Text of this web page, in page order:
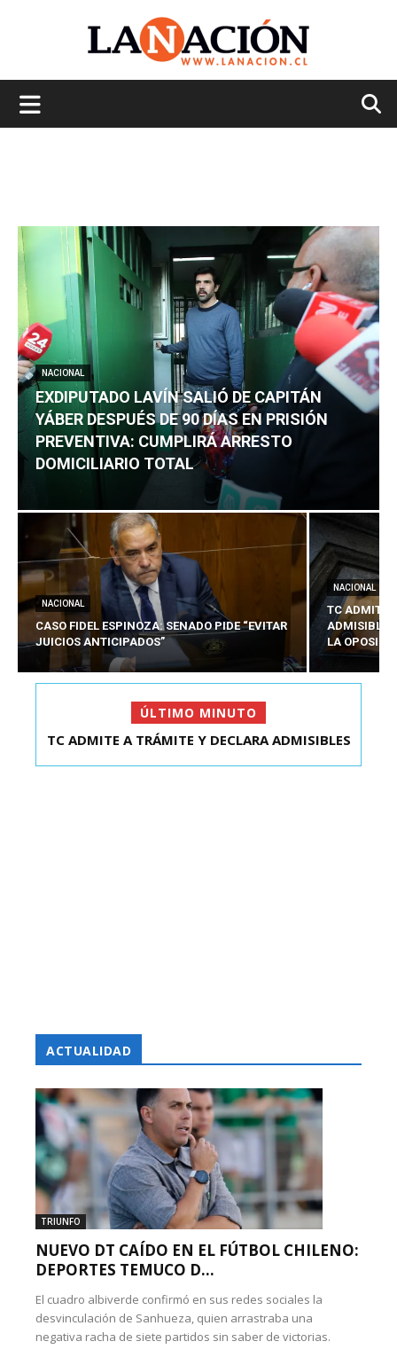
NACIONAL
EXDIPUTADO LAVÍN SALIÓ DE CAPITÁN
YÁBER DESPUÉS DE 90 DÍAS EN PRISIÓN
PREVENTIVA: CUMPLIRÁ ARRESTO
DOMICILIARIO TOTAL
NACIONAL
CASO FIDEL ESPINOZA: SENADO PIDE “EVITAR
JUICIOS ANTICIPADOS”
NACIONAL
TC ADMITE
ADMISIBLES
LA
ÚLTIMO MINUTO
TC ADMITE A TRÁMITE Y DECLARA ADMISIBLES
ACTUALIDAD
TRIUNFO
NUEVO DT CAÍDO EN EL FÚTBOL CHILENO:
DEPORTES TEMUCO D...
El cuadro albiverde confirmó en sus redes sociales la
desvinculación de Sanhueza, quien arrastraba una
negativa racha de siete partidos sin saber de victorias.